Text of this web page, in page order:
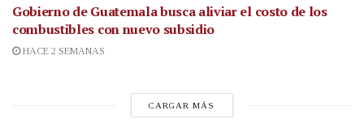
Gobierno de Guatemala busca aliviar el costo de los
combustibles con nuevo subsidio
HACE 2 SEMANAS
CARGAR MÁS